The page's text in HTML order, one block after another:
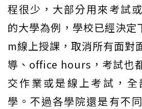
程很少，大部分用來考試
的大學為例，學校已經決定
m線上授課，取消所有面對
導、office hours，考試也
交作業或是線上考試，
學。不過各學院還是有不